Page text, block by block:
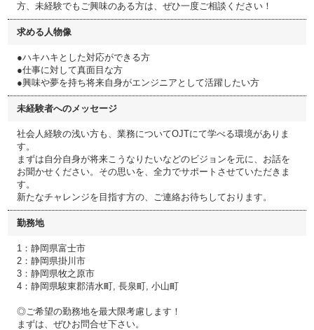
方、未経験でもご興味のある方は、ぜひ一度ご相談ください！
求める人物像
●ハキハキとした対応ができる方
●仕事に対して真面目な方
●興味や夢を持ち将来自身がエンジニアとして活躍したい方
未経験者へのメッセージ
社会人経験の浅い方も、業務についてOJTにて学べる環境がありま
す。
まずは自分自身が将来こうなりたいなどのビジョンを元に、お話を
お聞かせください。その思いを、全力でサポートさせていただきま
す。
新たなチャレンジを目指す方の、ご連絡お待ちしております。
勤務地
1：静岡県富士市
2：静岡県掛川市
3：静岡県牧之原市
4：静岡県駿東郡清水町, 長泉町, 小山町
◎ご希望の勤務地を最大限考慮します！
まずは、ぜひお問合せ下さい。